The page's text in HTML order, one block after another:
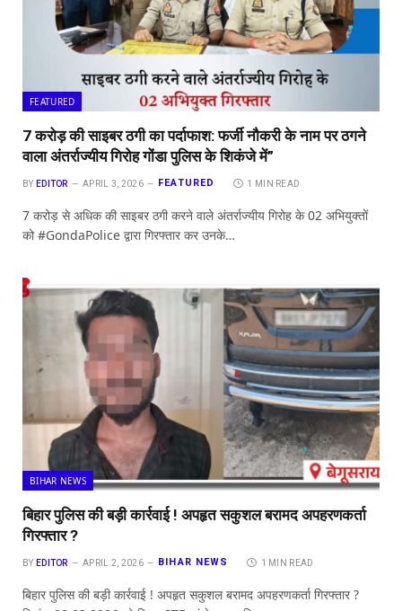
FEATURED
7 करोड़ की साइबर ठगी का पर्दाफाश: फर्जी नौकरी के नाम पर ठगने
वाला अंतर्राज्यीय गिरोह गोंडा पुलिस के शिकंजे में”
BY EDITOR APRIL 3, 2026 FEATURED 1 MIN READ
7 करोड़ से अधिक की साइबर ठगी करने वाले अंतर्राज्यीय गिरोह के 02 अभियुक्तों
को #GondaPolice द्वारा गिरफ्तार कर उनके…
BIHAR NEWS
बिहार पुलिस की बड़ी कार्रवाई ! अपहृत सकुशल बरामद अपहरणकर्ता
गिरफ्तार ?
BY EDITOR APRIL 2, 2026 BIHAR NEWS 1 MIN READ
बिहार पुलिस की बड़ी कार्रवाई ! अपहृत सकुशल बरामद अपहरणकर्ता गिरफ्तार ?